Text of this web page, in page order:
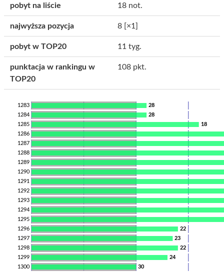
pobyt na liście 18 not.
najwyższa pozycja 8 [×1]
pobyt w TOP20 11 tyg.
punktacja w rankingu w
TOP20
108 pkt.
28
1283
28
1284
18
1285
1286
1287
1288
1289
1290
1291
1292
1293
1294
1295
22
1296
23
1297
22
1298
24
1299
30
1300